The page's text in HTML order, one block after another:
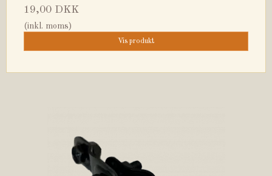
19,00 DKK
(inkl. moms)
Vis produkt